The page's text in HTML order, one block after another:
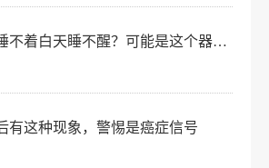
晚上睡不着白天睡不醒？可能是这个器官在“报警”！
有这种现象，警惕是癌症信号